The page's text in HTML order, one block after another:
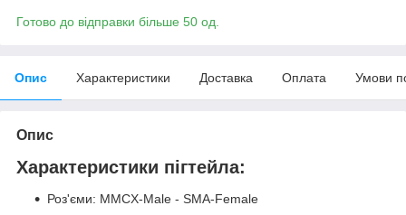
Готово до відправки більше 50 од.
Опис Характеристики Доставка Оплата Умови
Опис
Характеристики пігтейла:
Роз'єми: MMCX-Male - SMA-Female